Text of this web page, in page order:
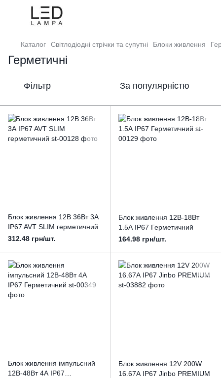
Каталог Світлодіодні стрічки та супутні Блоки живлення
Герметичні
Фільтр За популярністю
Блок живлення 12В 36Вт 3А
IP67 AVT SLIM герметичний
312.48 грн/шт.
Блок живлення 12В-18Вт
1.5А IP67 Герметичний
164.98 грн/шт.
Блок живлення імпульсний
12В-48Вт 4А IP67
Блок живлення 12V 200W
16.67А IP67 Jinbo PREMIUM